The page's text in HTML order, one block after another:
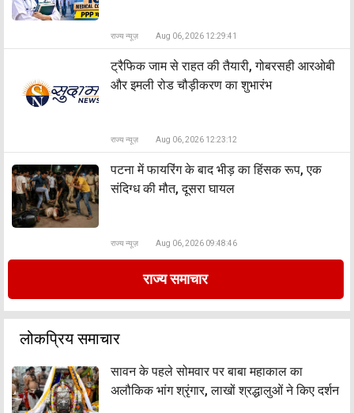
राज्य न्यूज़ Aug 06, 2026 12:29:41
ट्रैफिक जाम से राहत की तैयारी, गोबरसही आरओबी
और इमली रोड चौड़ीकरण का शुभारंभ
राज्य न्यूज़ Aug 06, 2026 12:23:12
पटना में फायरिंग के बाद भीड़ का हिंसक रूप, एक
संदिग्ध की मौत, दूसरा घायल
राज्य न्यूज़ Aug 06, 2026 09:48:46
राज्य समाचार
लोकप्रिय समाचार
सावन के पहले सोमवार पर बाबा महाकाल का
अलौकिक भांग श्रृंगार, लाखों श्रद्धालुओं ने किए दर्शन